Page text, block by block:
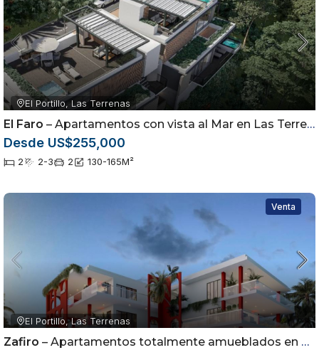
El Portillo, Las Terrenas
El Faro – Apartamentos con vista al Mar en Las Terrenas
Desde US$255,000
2 2-3 2 130-165M²
Venta
El Portillo, Las Terrenas
Zafiro – Apartamentos totalmente amueblados en Las Terrenas, Samaná